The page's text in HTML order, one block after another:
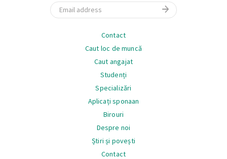
Email
Contact
Caut loc de muncă
Caut angajat
Studenți
Specializări
Aplicați sponaan
Birouri
Despre noi
Știri și povești
Contact